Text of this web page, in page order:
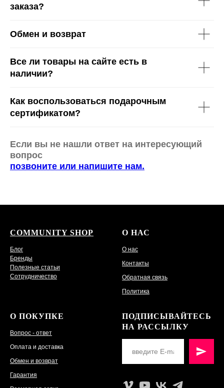
заказа?
Обмен и возврат
Все ли товары на сайте есть в
наличии?
Как воспользоваться подарочным
сертификатом?
Если вы не нашли ответ на интересующий
вопрос
позвоните или напишите нам.
COMMUNITY SHOP
Блог
Бренды
Полезные статьи
Сотрудничество
О НАС
О нас
Контакты
Обратная связь
Политика
О ПОКУПКЕ
Вопрос - ответ
Оплата и доставка
Обмен и возврат
Гарантия
ПОДПИСЫВАЙТЕСЬ
НА РАССЫЛКУ